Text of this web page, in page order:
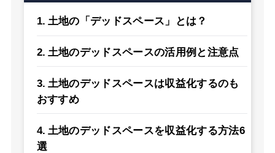
土地の「デッドスペース」とは？
土地のデッドスペースの活用例と注意点
土地のデッドスペースは収益化するのも
おすすめ
土地のデッドスペースを収益化する方法6
選